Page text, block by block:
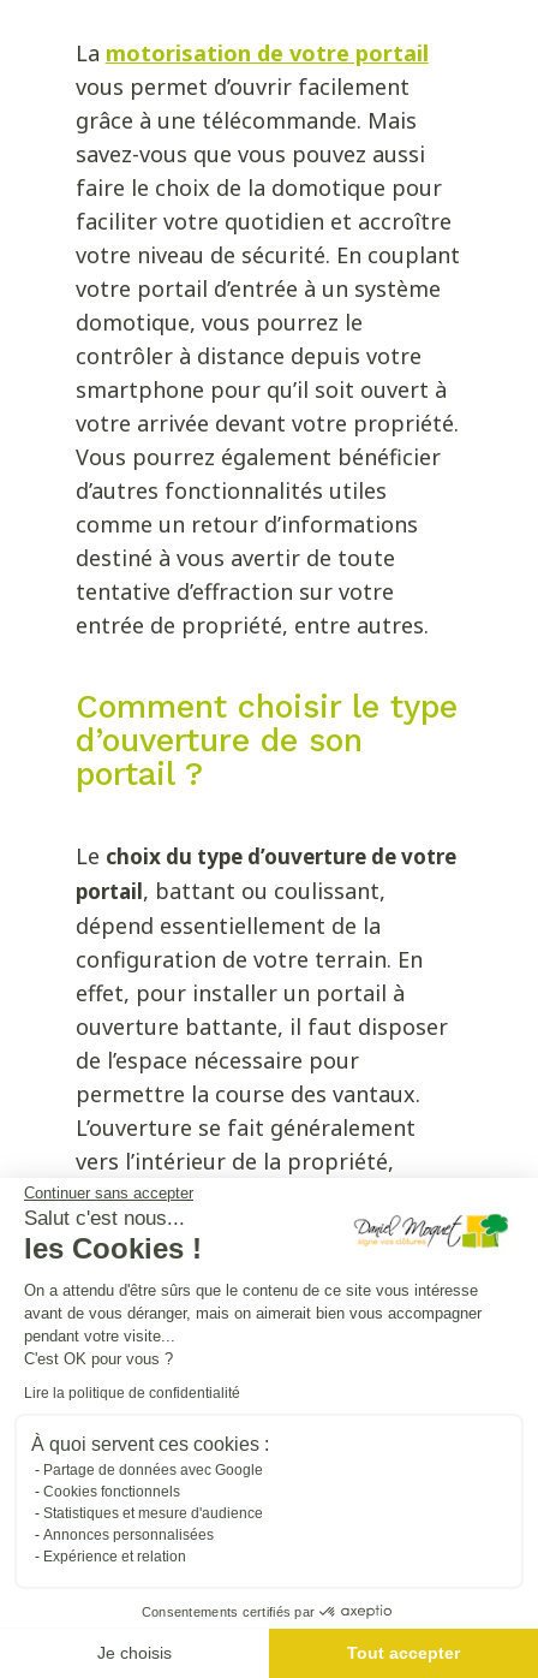
Continuer sans accepter
Salut c'est nous...
les Cookies !
On a attendu d'être sûrs que le contenu de ce site vous intéresse
avant de vous déranger, mais on aimerait bien vous accompagner
pendant votre visite...
C'est OK pour vous ?
Lire la politique de confidentialité
À quoi servent ces cookies :
Partage de données avec Google
Cookies fonctionnels
Statistiques et mesure d'audience
Annonces personnalisées
Expérience et relation
Consentements certifiés par
Je choisis Tout accepter
La motorisation de votre portail
vous permet d’ouvrir facilement
grâce à une télécommande. Mais
savez-vous que vous pouvez aussi
faire le choix de la domotique pour
faciliter votre quotidien et accroître
votre niveau de sécurité. En couplant
votre portail d’entrée à un système
domotique, vous pourrez le
contrôler à distance depuis votre
smartphone pour qu’il soit ouvert à
votre arrivée devant votre propriété.
Vous pourrez également bénéficier
d’autres fonctionnalités utiles
comme un retour d’informations
destiné à vous avertir de toute
tentative d’effraction sur votre
entrée de propriété, entre autres.
Comment choisir le type
d’ouverture de son
portail ?
Le choix du type d’ouverture de votre
portail, battant ou coulissant,
dépend essentiellement de la
configuration de votre terrain. En
effet, pour installer un portail à
ouverture battante, il faut disposer
de l’espace nécessaire pour
permettre la course des vantaux.
L’ouverture se fait généralement
vers l’intérieur de la propriété,
puisqu’il est interdit d’empiéter sur
l’espace public.
Pour installer un portail à ouverture
coulissante, il faut que vous ayez
suffisamment d’espace disponible
latéralement. En effet, il faut que le
battant trouve sa place sur le côté
lorsque le portail est ouvert.
Le choix du type d’ouverture peut
également dépendre de la
topographie de votre terrain. Pour
éviter les complications et les
surcoûts, dans le cas d’une entrée en